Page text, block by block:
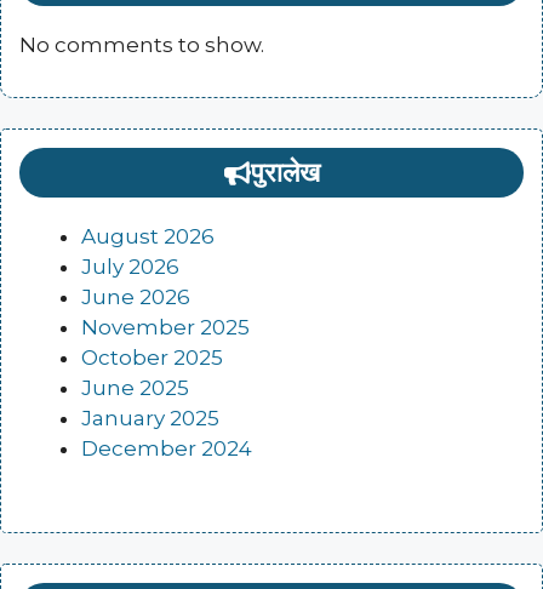
No comments to show.
पुरालेख
August 2026
July 2026
June 2026
November 2025
October 2025
June 2025
January 2025
December 2024